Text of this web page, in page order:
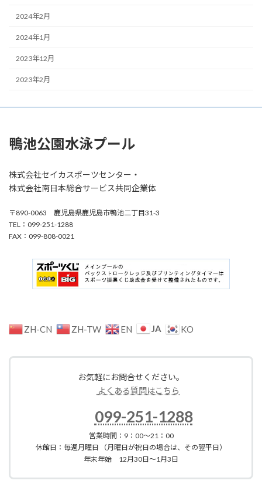
2024年2月
2024年1月
2023年12月
2023年2月
鴨池公園水泳プール
株式会社セイカスポーツセンター・
株式会社南日本総合サービス共同企業体
〒890-0063 鹿児島県鹿児島市鴨池二丁目31-3
TEL：099-251-1288
FAX：099-808-0021
ZH-CN ZH-TW EN JA KO
お気軽にお問合せください。
よくある質問はこちら
099-251-1288
営業時間：9：00～21：00
休館日：毎週月曜日 （月曜日が祝日の場合は、その翌平日）
年末年始 12月30日～1月3日